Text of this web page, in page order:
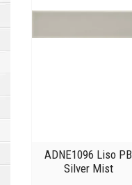
ADNE1096 Liso PB
Silver Mist